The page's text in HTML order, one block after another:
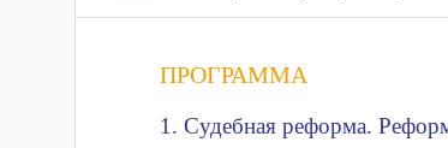
ПРОГРАММА
1. Судебная реформа.